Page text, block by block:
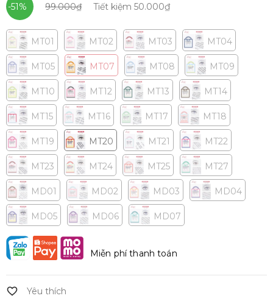
-51% 99.000₫ Tiết kiệm 50.000₫
MT01 MT02 MT03 MT04
MT05 MT07 MT08 MT09
MT10 MT12 MT13 MT14
MT15 MT16 MT17 MT18
MT19 MT20 MT21 MT22
MT23 MT24 MT25 MT27
MD01 MD02 MD03 MD04
MD05 MD06 MD07
Miễn phí thanh toán